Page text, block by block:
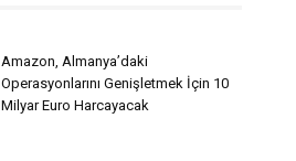
Amazon, Almanya’daki
Operasyonlarını Genişletmek İçin 10
Milyar Euro Harcayacak